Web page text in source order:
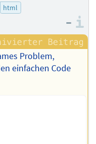
html
–
Problem,
einfachen Code